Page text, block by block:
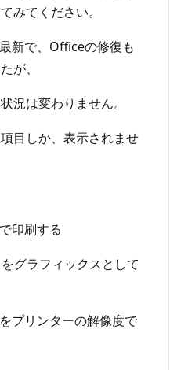
みてください。
新で、Officeの修復も
が、
況は変わりません。
目しか、表示されませ
印刷する
グラフィックスとして
プリンターの解像度で